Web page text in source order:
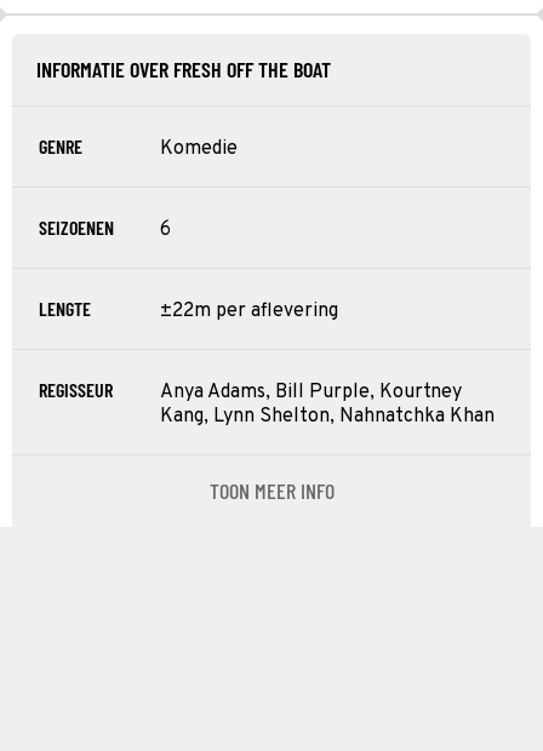
INFORMATIE OVER FRESH OFF THE BOAT
GENRE Komedie
SEIZOENEN 6
LENGTE ±22m per aflevering
REGISSEUR
Anya Adams, Bill Purple, Kourtney
Kang, Lynn Shelton, Nahnatchka Khan
TOON MEER INFO